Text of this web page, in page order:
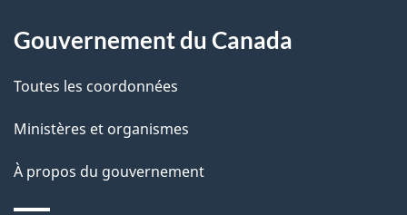
i
l
s
d
propos
de
ce
site
Gouvernement du Canada
Toutes les coordonnées
Ministères et organismes
À propos du gouvernement